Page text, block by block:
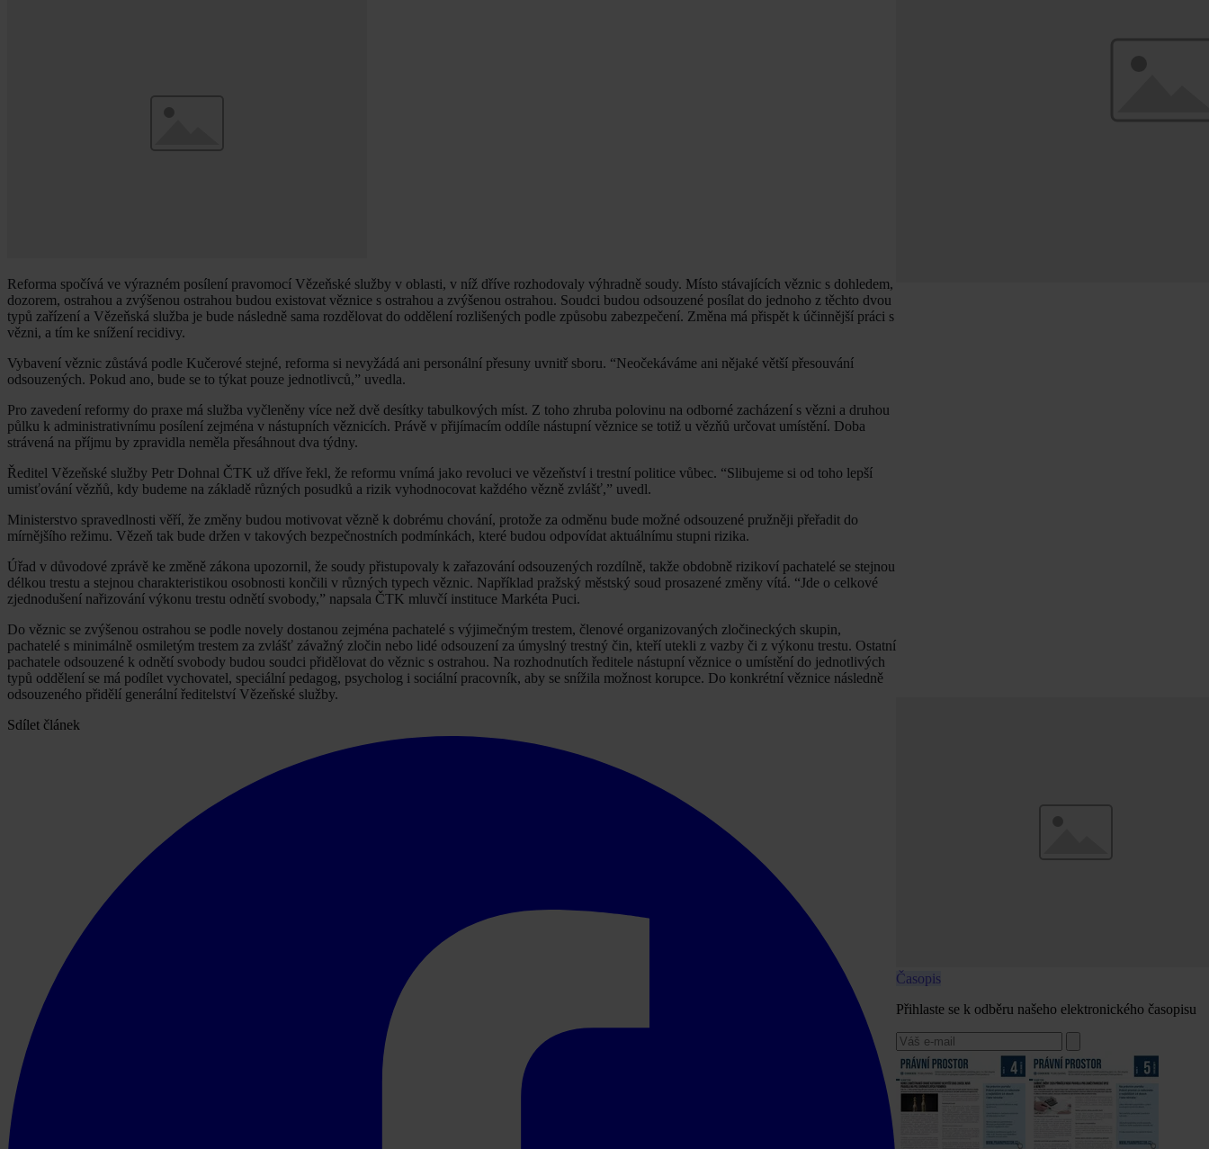
Reforma spočívá ve výrazném posílení pravomocí Vězeňské služby v oblasti, v níž dříve rozhodovaly výhradně soudy. Místo stávajících věznic s dohledem,
dozorem, ostrahou a zvýšenou ostrahou budou existovat věznice s ostrahou a zvýšenou ostrahou. Soudci budou odsouzené posílat do jednoho z těchto dvou
typů zařízení a Vězeňská služba je bude následně sama rozdělovat do oddělení rozlišených podle způsobu zabezpečení. Změna má přispět k účinnější práci s
vězni, a tím ke snížení recidivy.
Vybavení věznic zůstává podle Kučerové stejné, reforma si nevyžádá ani personální přesuny uvnitř sboru. “Neočekáváme ani nějaké větší přesouvání
odsouzených. Pokud ano, bude se to týkat pouze jednotlivců,” uvedla.
Pro zavedení reformy do praxe má služba vyčleněny více než dvě desítky tabulkových míst. Z toho zhruba polovinu na odborné zacházení s vězni a druhou
půlku k administrativnímu posílení zejména v nástupních věznicích. Právě v přijímacím oddíle nástupní věznice se totiž u vězňů určovat umístění. Doba
strávená na příjmu by zpravidla neměla přesáhnout dva týdny.
Ředitel Vězeňské služby Petr Dohnal ČTK už dříve řekl, že reformu vnímá jako revoluci ve vězeňství i trestní politice vůbec. “Slibujeme si od toho lepší
umisťování vězňů, kdy budeme na základě různých posudků a rizik vyhodnocovat každého vězně zvlášť,” uvedl.
Ministerstvo spravedlnosti věří, že změny budou motivovat vězně k dobrému chování, protože za odměnu bude možné odsouzené pružněji přeřadit do
mírnějšího režimu. Vězeň tak bude držen v takových bezpečnostních podmínkách, které budou odpovídat aktuálnímu stupni rizika.
Úřad v důvodové zprávě ke změně zákona upozornil, že soudy přistupovaly k zařazování odsouzených rozdílně, takže obdobně rizikoví pachatelé se stejnou
délkou trestu a stejnou charakteristikou osobnosti končili v různých typech věznic. Například pražský městský soud prosazené změny vítá. “Jde o celkové
zjednodušení nařizování výkonu trestu odnětí svobody,” napsala ČTK mluvčí instituce Markéta Puci.
Do věznic se zvýšenou ostrahou se podle novely dostanou zejména pachatelé s výjimečným trestem, členové organizovaných zločineckých skupin,
pachatelé s minimálně osmiletým trestem za zvlášť závažný zločin nebo lidé odsouzení za úmyslný trestný čin, kteří utekli z vazby či z výkonu trestu. Ostatní
pachatele odsouzené k odnětí svobody budou soudci přidělovat do věznic s ostrahou. Na rozhodnutích ředitele nástupní věznice o umístění do jednotlivých
typů oddělení se má podílet vychovatel, speciální pedagog, psycholog i sociální pracovník, aby se snížila možnost korupce. Do konkrétní věznice následně
odsouzeného přidělí generální ředitelství Vězeňské služby.
Sdílet článek
Časopis
Přihlaste se k odběru našeho elektronického časopisu